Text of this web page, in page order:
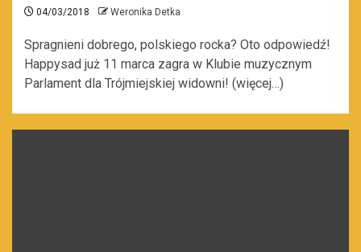
04/03/2018 Weronika Detka
Spragnieni dobrego, polskiego rocka? Oto odpowiedź!
Happysad już 11 marca zagra w Klubie muzycznym
Parlament dla Trójmiejskiej widowni! (więcej…)